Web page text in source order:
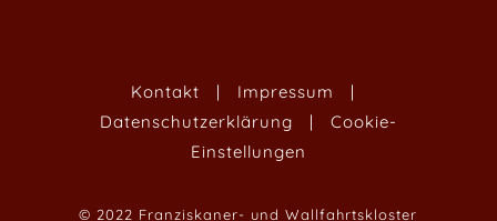
Kontakt | Impressum
|
Datenschutzerklärung | Cookie-
Einstellungen
© 2022 Franziskaner- und Wallfahrtskloster